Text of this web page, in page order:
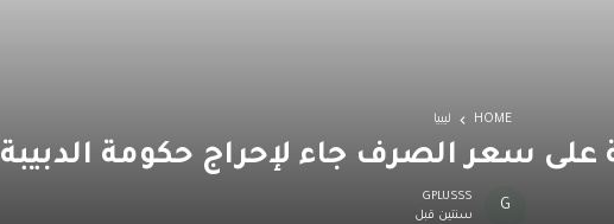
HOME ليبيا
على سعر الصرف جاء لإحراج حكومة الدبيبة
GPLUSSS
سنتين قبل